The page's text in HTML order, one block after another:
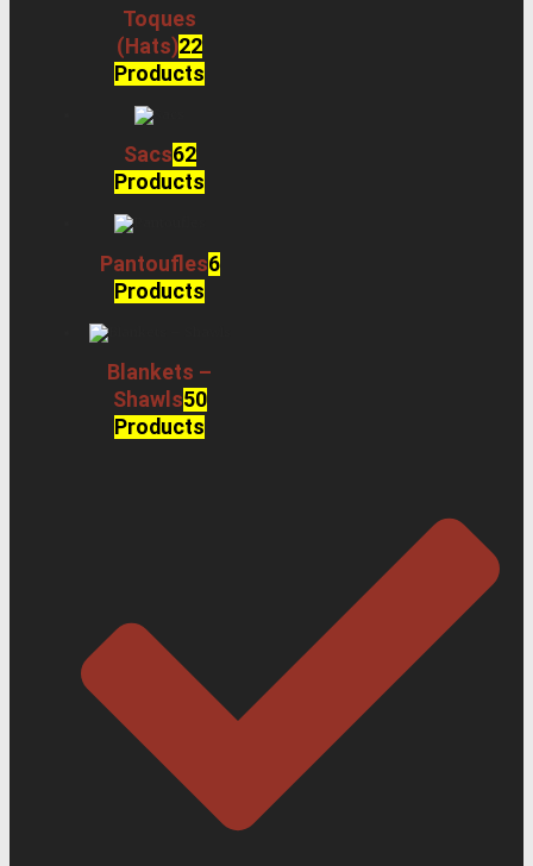
Toques
(Hats)22
Products
Sacs62
Products
Pantoufles6
Products
Blankets –
Shawls50
Products